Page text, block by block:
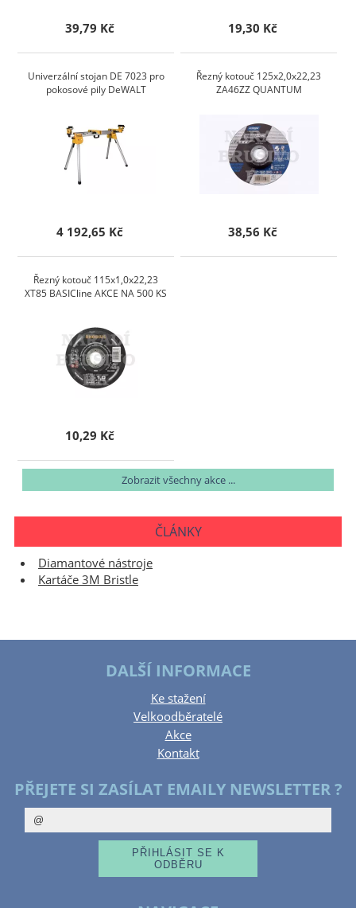
39,79 Kč 19,30 Kč
Univerzální stojan DE 7023 pro
pokosové pily DeWALT
4 192,65 Kč
Řezný kotouč 125x2,0x22,23
ZA46ZZ QUANTUM
38,56 Kč
Řezný kotouč 115x1,0x22,23
XT85 BASICline AKCE NA 500 KS
10,29 Kč
Zobrazit všechny akce ...
ČLÁNKY
Diamantové nástroje
Kartáče 3M Bristle
DALŠÍ INFORMACE
Ke stažení
Velkoodběratelé
Akce
Kontakt
PŘEJETE SI ZASÍLAT EMAILY NEWSLETTER ?